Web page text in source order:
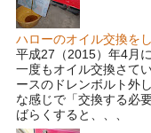
ハローのオイル交換を
平成27（2015）年4月
一度もオイル交換さて
ースのドレンボルト外
な感じで「交換する必
ばらくすると、、、